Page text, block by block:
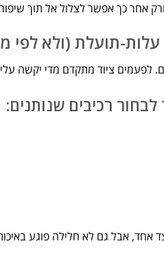
אחר כך אפשר לצלול אל תוך
תועלת (ולא לפי
ציוד מתקדם מדי יקשה
לבחור רכיבים שנותנים:
אבל גם לא חלילה פוגע